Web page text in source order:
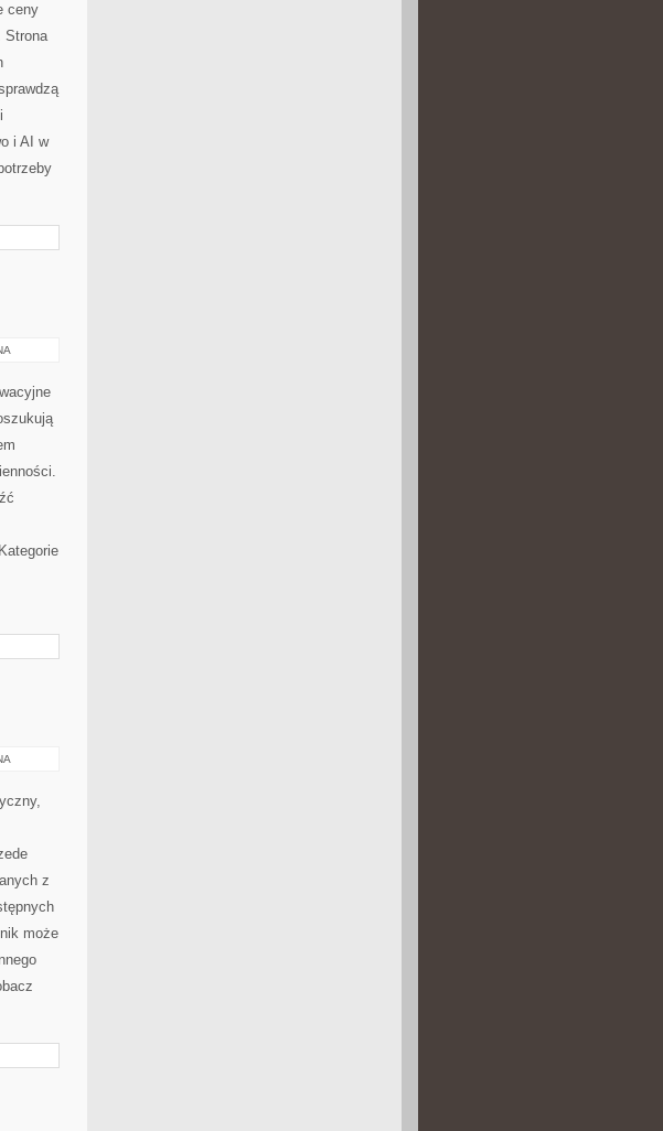
ceny
Strona
i AI w
z
może